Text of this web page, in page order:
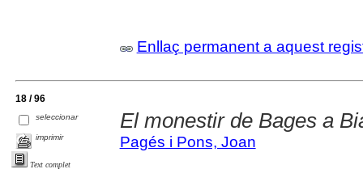
Enllaç permanent a aquest
18 / 96
seleccionar
imprimir
Text complet
El monestir de Bages a
Pagés i Pons, Joan